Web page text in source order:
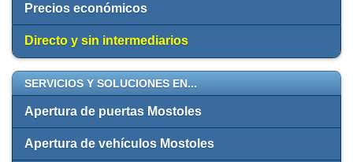
Precios económicos
Directo y sin intermediarios
SERVICIOS Y SOLUCIONES EN...
Apertura de puertas Mostoles
Apertura de vehículos Mostoles